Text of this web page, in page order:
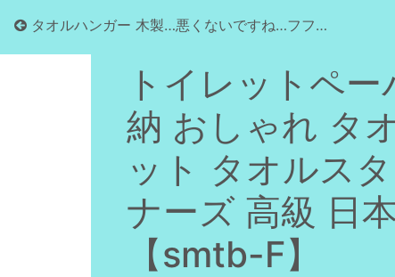
タオルハンガー 木製…悪くないですね…フフ…
トイレットペ
納 おしゃれ タ
ット タオルス
ナーズ 高級 日
【smtb-F】